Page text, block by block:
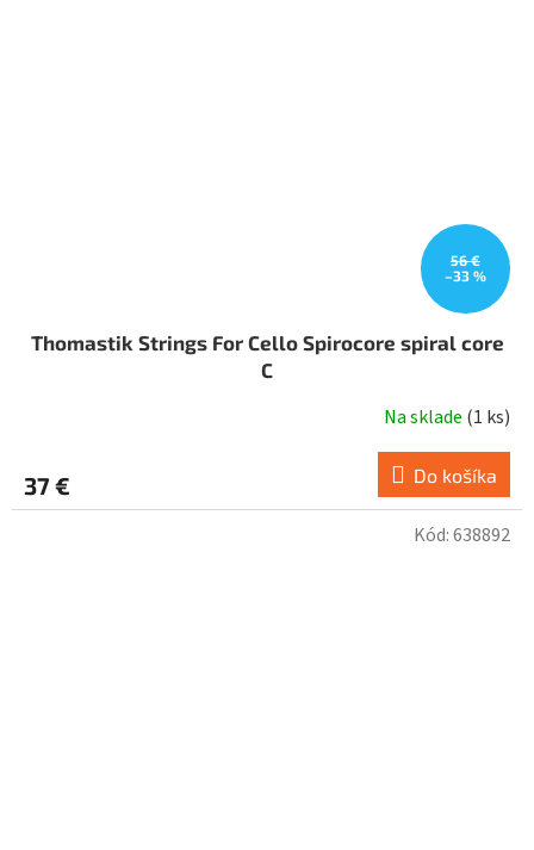
56 €
–33 %
Thomastik Strings For Cello Spirocore spiral core
C
Na sklade (1 ks)
37 € Do košíka
Kód:638892